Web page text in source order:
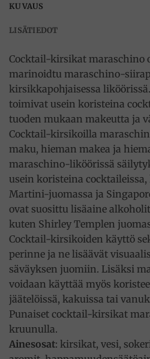
KUVAUS
LISÄTIEDOT
Cocktail-kirsikat maraschino
marinoidtu maraschino-
kirsikkapohjaisessa
toimivat usein koristeina
tuoden mukaan makeutta ja
Cocktail-kirsikoilla
maku, hieman makea ja
maraschino-liköörissä
usein koristeina
Martini-juomassa ja
ovat suosittu lisäaine
kuten Shirley Templen
Cocktail-kirsikoiden käyttö
perinne ja ne lisäävät
säväyksen juomiin. Lisäksi
voidaan käyttää myös
jäätelöissä, kakuissa tai
Punaiset cocktail-kirsikat
kruunulla.
Ainesosat: kirsikat, vesi,